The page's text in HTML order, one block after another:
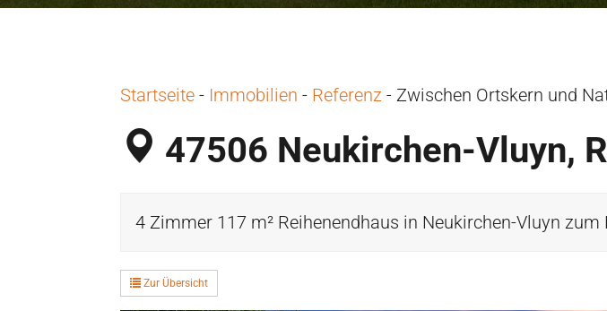
Startseite - Immobilien - Referenz -Zwischen Ortskern und
47506 Neukirchen-Vluyn,
4 Zimmer 117 m² Reihenendhaus in Neukirchen-Vluyn
Zur Übersicht